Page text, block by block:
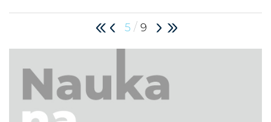
5 / 9